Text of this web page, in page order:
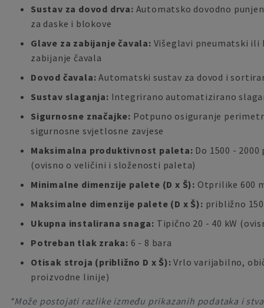
Sustav za dovod drva: Automatsko dovodno
za daske i blokove
Glave za zabijanje čavala: Višeglavi pneumatski ili
zabijanje čavala
Dovod čavala: Automatski sustav za dovod i
Sustav slaganja: Integrirano automatizirano
Sigurnosne značajke: Potpuno osiguranje
sigurnosne svjetlosne zavjese
Maksimalna produktivnost paleta: Do 1500 -
(ovisno o veličini i složenosti paleta)
Minimalne dimenzije palete (D x Š): Otprilike 600
Maksimalne dimenzije palete (D x Š): približno
Ukupna instalirana snaga: Tipično 20 - 40 kW
Potreban tlak zraka: 6 - 8 bara
Otisak stroja (približno D x Š): Vrlo varijabilno,
proizvodne linije)
*Može postojati razlike između prikazanih podataka i